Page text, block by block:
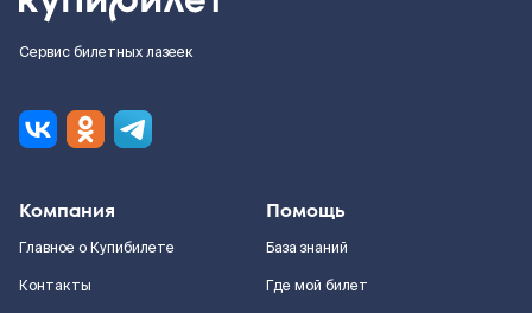
Сервис билетных лазеек
Компания
Главное о Купибилете
Контакты
Помощь
База знаний
Где мой билет